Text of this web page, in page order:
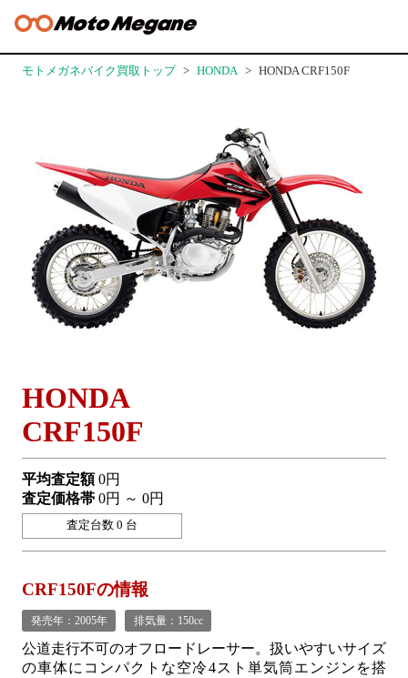
モトメガネバイク買取トップ HONDA HONDA CRF150F
HONDA
CRF150F
平均査定額0円
査定価格帯 0円 ～ 0円
査定台数 0 台
CRF150Fの情報
発売年：2005年 排気量：150cc
公道走行不可のオフロードレーサー。扱いやすいサイズ
の車体にコンパクトな空冷4スト単気筒エンジンを搭